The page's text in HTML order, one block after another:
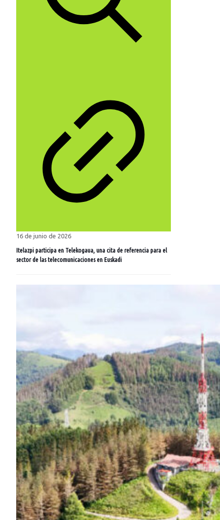
16 de junio de 2026
Itelazpi participa en Telekogaua, una cita de referencia para el
sector de las telecomunicaciones en Euskadi